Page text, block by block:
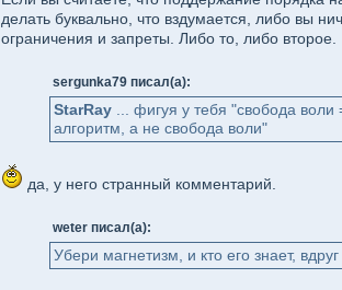
делать буквально, что вздумается, либо вы
ограничения и запреты. Либо то, либо
sergunka79 писал(а):
StarRay ... фигуя у тебя "свобода
алгоритм, а не свобода воли"
да, у него странный комментарий.
weter писал(а):
Убери магнетизм, и кто его знает,